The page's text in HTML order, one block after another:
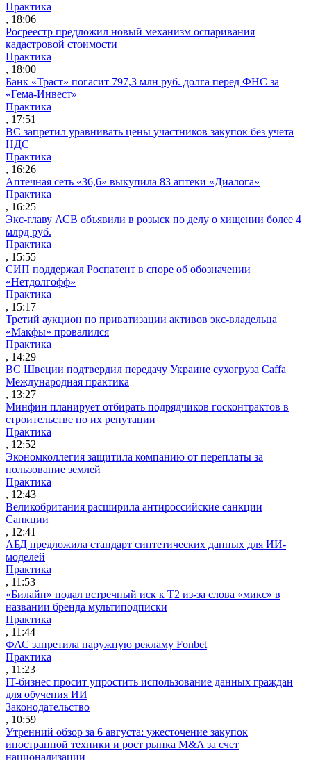
Практика
, 18:06
Росреестр предложил новый механизм оспаривания
кадастровой стоимости
Практика
, 18:00
Банк «Траст» погасит 797,3 млн руб. долга перед ФНС за
«Гема-Инвест»
Практика
, 17:51
ВС запретил уравнивать цены участников закупок без учета
НДС
Практика
, 16:26
Аптечная сеть «36,6» выкупила 83 аптеки «Диалога»
Практика
, 16:25
Экс-главу АСВ объявили в розыск по делу о хищении более 4
млрд руб.
Практика
, 15:55
СИП поддержал Роспатент в споре об обозначении
«Нетдолгофф»
Практика
, 15:17
Третий аукцион по приватизации активов экс-владельца
«Макфы» провалился
Практика
, 14:29
ВС Швеции подтвердил передачу Украине сухогруза Caffa
Международная практика
, 13:27
Минфин планирует отбирать подрядчиков госконтрактов в
строительстве по их репутации
Практика
, 12:52
Экономколлегия защитила компанию от переплаты за
пользование землей
Практика
, 12:43
Великобритания расширила антироссийские санкции
Санкции
, 12:41
АБД предложила стандарт синтетических данных для ИИ-
моделей
Практика
, 11:53
«Билайн» подал встречный иск к Т2 из-за слова «микс» в
названии бренда мультиподписки
Практика
, 11:44
ФАС запретила наружную рекламу Fonbet
Практика
, 11:23
IT-бизнес просит упростить использование данных граждан
для обучения ИИ
Законодательство
, 10:59
Утренний обзор за 6 августа: ужесточение закупок
иностранной техники и рост рынка M&A за счет
национализации